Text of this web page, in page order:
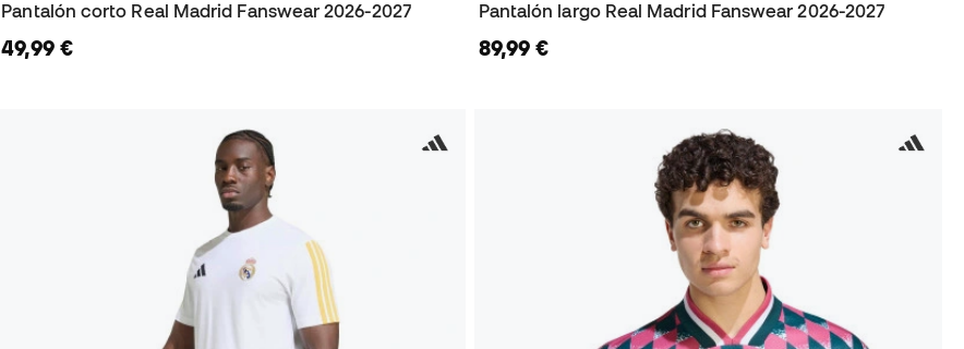
Pantalón corto Real Madrid Fanswear 2026-2027
49,99 €
Pantalón largo Real Madrid Fanswear 2026-2027
89,99 €